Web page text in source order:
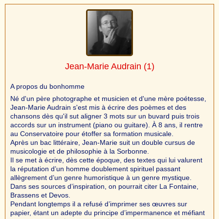
Jean-Marie Audrain (1)
A propos du bonhomme
Né d'un père photographe et musicien et d'une mère poétesse,
Jean-Marie Audrain s'est mis à écrire des poèmes et des
chansons dès qu'il sut aligner 3 mots sur un buvard puis trois
accords sur un instrument (piano ou guitare). À 8 ans, il rentre
au Conservatoire pour étoffer sa formation musicale.
Après un bac littéraire, Jean-Marie suit un double cursus de
musicologie et de philosophie à la Sorbonne.
Il se met à écrire, dès cette époque, des textes qui lui valurent
la réputation d’un homme doublement spirituel passant
allègrement d’un genre humoristique à un genre mystique.
Dans ses sources d’inspiration, on pourrait citer La Fontaine,
Brassens et Devos.
Pendant longtemps il a refusé d’imprimer ses œuvres sur
papier, étant un adepte du principe d’impermanence et méfiant